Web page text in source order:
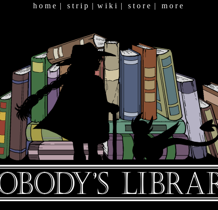
h o m e | s t r i p | w i k i | s t o r e | m o r e